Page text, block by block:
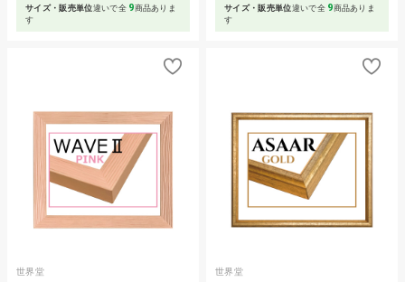
サイズ・販売単位違いで全 9商品ありま
す
サイズ・販売単位違いで全 9商品ありま
す
世界堂 世界堂